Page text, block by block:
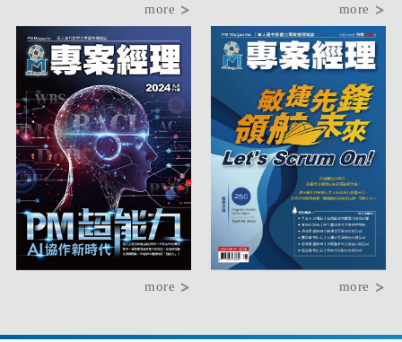
more more
more more